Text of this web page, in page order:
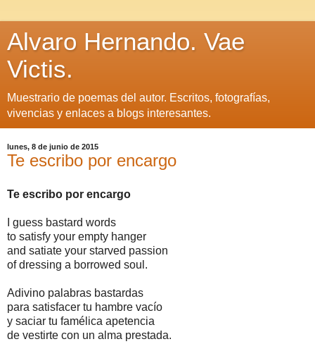
Alvaro Hernando. Vae
Victis.
Muestrario de poemas del autor. Escritos, fotografías,
vivencias y enlaces a blogs interesantes.
lunes, 8 de junio de 2015
Te escribo por encargo
Te escribo por encargo
I guess bastard words
to satisfy your empty hanger
and satiate your starved passion
of dressing a borrowed soul.
Adivino palabras bastardas
para satisfacer tu hambre vacío
y saciar tu famélica apetencia
de vestirte con un alma prestada.